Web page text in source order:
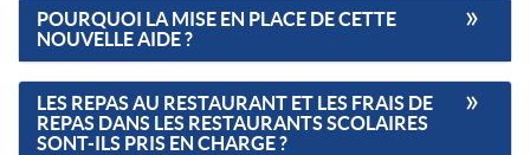
POURQUOI LA MISE EN PLACE DE CETTE
NOUVELLE AIDE ?
LES REPAS AU RESTAURANT ET LES FRAIS DE
REPAS DANS LES RESTAURANTS SCOLAIRES
SONT-ILS PRIS EN CHARGE ?